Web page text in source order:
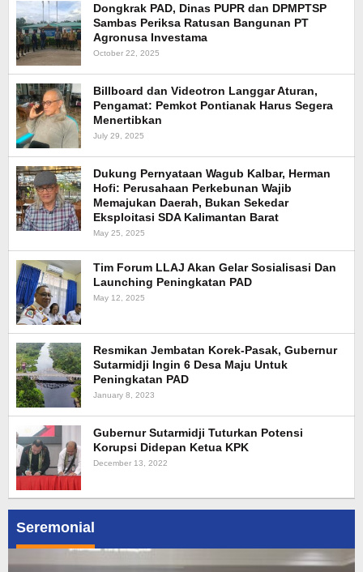
Seremonial
Dongkrak PAD, Dinas PUPR dan DPMPTSP
Sambas Periksa Ratusan Bangunan PT
Agronusa Investama
October 22, 2025
Billboard dan Videotron Langgar Aturan,
Pengamat: Pemkot Pontianak Harus Segera
Menertibkan
July 29, 2025
Dukung Pernyataan Wagub Kalbar, Herman
Hofi: Perusahaan Perkebunan Wajib
Memajukan Daerah, Bukan Sekedar
Eksploitasi SDA Kalimantan Barat
May 25, 2025
Tim Forum LLAJ Akan Gelar Sosialisasi Dan
Launching Peningkatan PAD
May 12, 2025
Resmikan Jembatan Korek-Pasak, Gubernur
Sutarmidji Ingin 6 Desa Maju Untuk
Peningkatan PAD
January 8, 2023
Gubernur Sutarmidji Tuturkan Potensi
Korupsi Didepan Ketua KPK
December 13, 2022